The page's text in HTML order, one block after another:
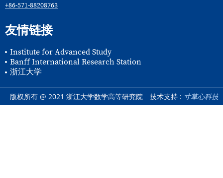
+86-571-88208763
友情链接
Institute for Advanced Study
Banff International Research Station
浙江大学
版权所有 @ 2021 浙江大学数学高等研究院 技术支持 : 寸草心科技